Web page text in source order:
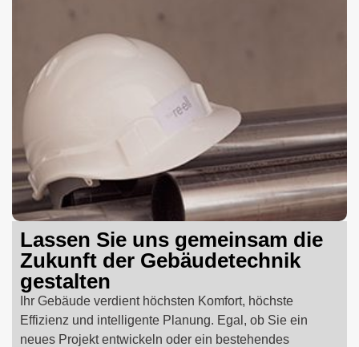
Lassen Sie uns gemeinsam die
Zukunft der Gebäudetechnik
gestalten
Ihr Gebäude verdient höchsten Komfort, höchste
Effizienz und intelligente Planung. Egal, ob Sie ein
neues Projekt entwickeln oder ein bestehendes